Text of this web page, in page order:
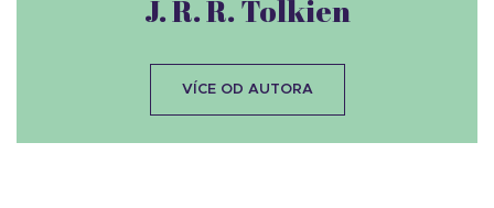
J. R. R. Tolkien
VÍCE OD AUTORA